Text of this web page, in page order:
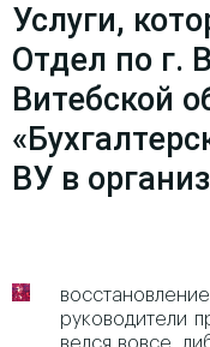
Услуги,
Отдел по г.
Витебской
ВУ в
руководители